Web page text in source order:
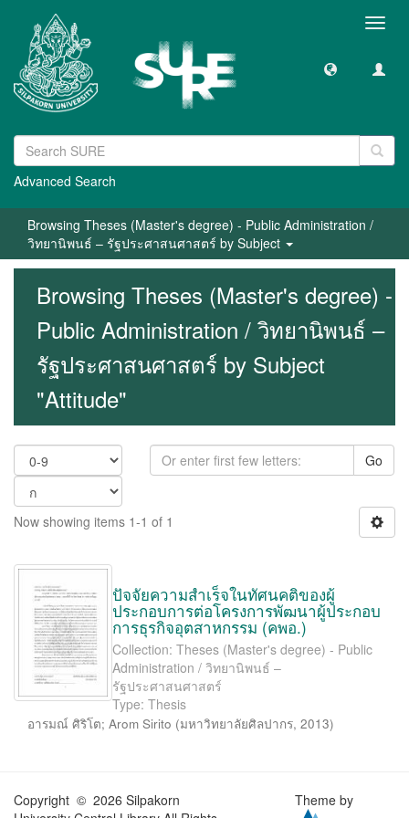
Advanced Search
Browsing Theses (Master's degree) - Public Administration /
วิทยานิพนธ์ – รัฐประศาสนศาสตร์ by Subject
Browsing Theses (Master's degree) -
Public Administration / วิทยานิพนธ์ –
รัฐประศาสนศาสตร์ by Subject
"Attitude"
Go
Now showing items 1-1 of 1
ปัจจัยความสำเร็จในทัศนคติของผู้
ประกอบการต่อโครงการพัฒนาผู้ประกอบ
การธุรกิจอุตสาหกรรม (คพอ.)
Collection: Theses (Master's degree) - Public
Administration / วิทยานิพนธ์ –
รัฐประศาสนศาสตร์
Type: Thesis
อารมณ์ ศิริโต; Arom Sirito (มหาวิทยาลัยศิลปากร, 2013)
Copyright © 2026 Silpakorn
Theme by